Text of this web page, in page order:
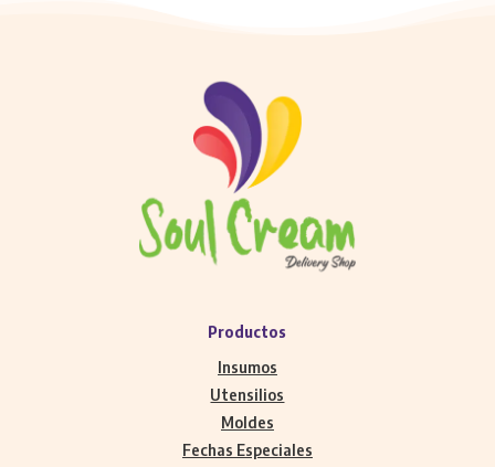
Productos
Insumos
Utensilios
Moldes
Fechas Especiales